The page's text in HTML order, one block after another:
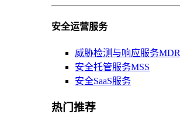
安全运营服务
威胁检测与响应服务MDR
安全托管服务MSS
安全SaaS服务
热门推荐